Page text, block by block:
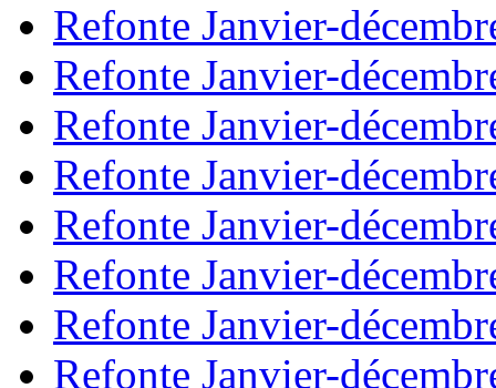
Refonte Janvier-
Refonte Janvier-
Refonte Janvier-
Refonte Janvier-
Refonte Janvier-
Refonte Janvier-
Refonte Janvier-
Refonte Janvier-